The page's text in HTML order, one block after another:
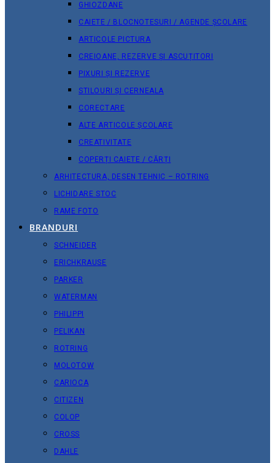
GHIOZDANE
CAIETE / BLOCNOTESURI / AGENDE ȘCOLARE
ARTICOLE PICTURA
CREIOANE, REZERVE ȘI ASCUȚITORI
PIXURI ȘI REZERVE
STILOURI ȘI CERNEALA
CORECTARE
ALTE ARTICOLE ȘCOLARE
CREATIVITATE
COPERȚI CAIETE / CĂRȚI
ARHITECTURA, DESEN TEHNIC – ROTRING
LICHIDARE STOC
RAME FOTO
BRANDURI
SCHNEIDER
ERICHKRAUSE
PARKER
WATERMAN
PHILIPPI
PELIKAN
ROTRING
MOLOTOW
CARIOCA
CITIZEN
COLOP
CROSS
DAHLE